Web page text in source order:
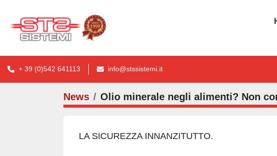
+ 39 (0)542 641113 info@stssistemi.it
News Olio minerale negli alimenti? Non
LA SICUREZZA INNANZITUTTO.